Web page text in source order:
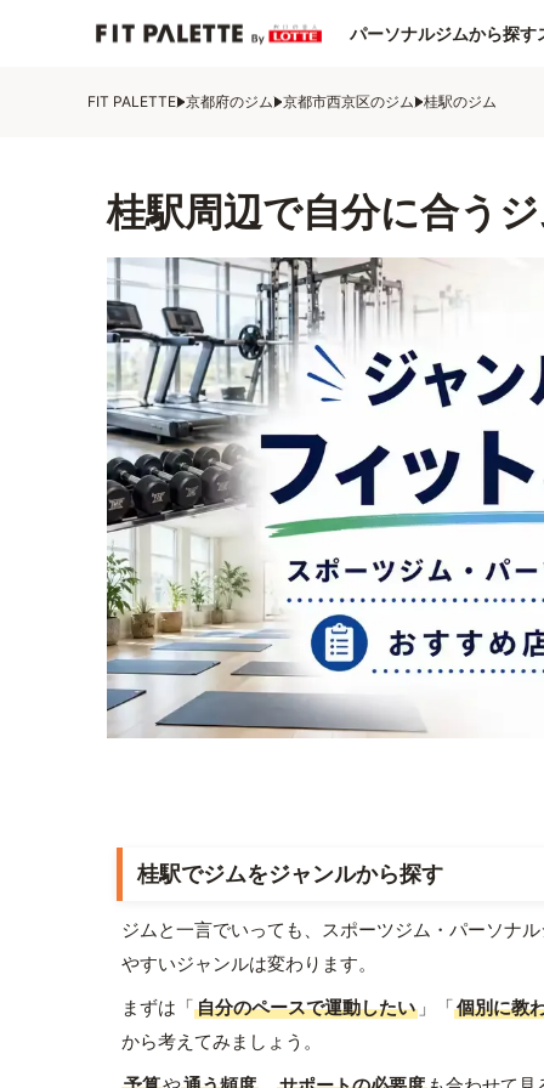
パーソナルジムから探す
FIT PALETTE 京都府のジム 京都市西京区のジム 桂駅のジム
桂駅周辺で自分に合う
桂駅でジムをジャンルから探す
ジムと一言でいっても、スポーツジム・パーソナ
やすいジャンルは変わります。
まずは「自分のペースで運動したい 」「個別に教
から考えてみましょう。